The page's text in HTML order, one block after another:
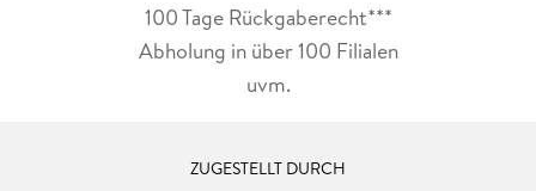
100 Tage Rückgaberecht***
Abholung in über 100 Filialen
uvm.
ZUGESTELLT DURCH